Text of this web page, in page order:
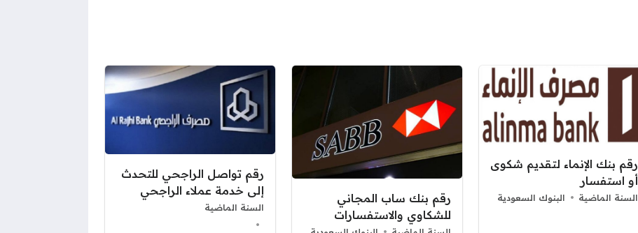
رقم بنك الإنماء لتقديم شكوى
أو استفسار
السنة الماضية البنوك السعودية
رقم بنك ساب المجاني
للشكاوي والاستفسارات
رقم تواصل الراجحي للتحدث
إلى خدمة عملاء الراجحي
السنة الماضية